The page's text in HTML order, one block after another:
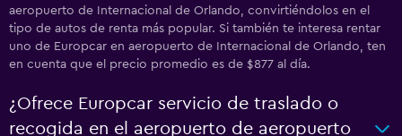
aeropuerto de Internacional de Orlando, convirtiéndolos en el
tipo de autos de renta más popular. Si también te interesa rentar
uno de Europcar en aeropuerto de Internacional de Orlando, ten
en cuenta que el precio promedio es de $877 al día.
¿Ofrece Europcar servicio de traslado o
recogida en el aeropuerto de aeropuerto